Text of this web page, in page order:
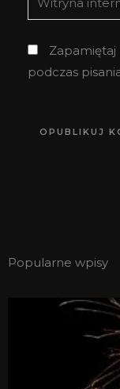
internetowa
podczas
Popularne wpisy